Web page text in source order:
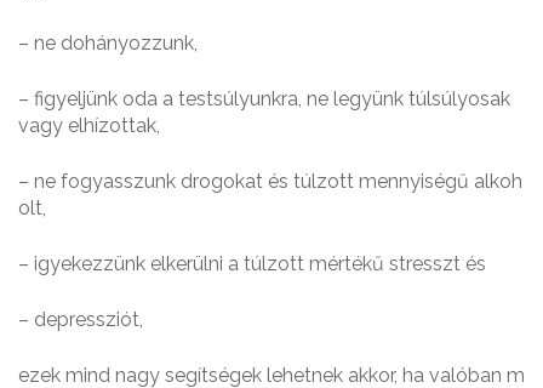
– ne dohányozzunk,
– figyeljünk oda a testsúlyunkra, ne legyünk túlsúlyosak
vagy elhízottak,
– ne fogyasszunk drogokat és túlzott mennyiségű alkoh
olt,
– igyekezzünk elkerülni a túlzott mértékű stresszt és
– depressziót,
ezek mind nagy segítségek lehetnek akkor, ha valóban m